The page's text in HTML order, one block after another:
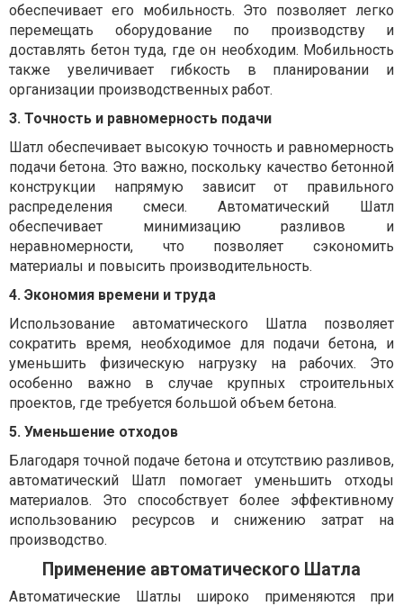
обеспечивает его мобильность. Это позволяет легко
перемещать оборудование по производству и
доставлять бетон туда, где он необходим. Мобильность
также увеличивает гибкость в планировании и
организации производственных работ.
3. Точность и равномерность подачи
Шатл обеспечивает высокую точность и равномерность
подачи бетона. Это важно, поскольку качество бетонной
конструкции напрямую зависит от правильного
распределения смеси. Автоматический Шатл
обеспечивает минимизацию разливов и
неравномерности, что позволяет сэкономить
материалы и повысить производительность.
4. Экономия времени и труда
Использование автоматического Шатла позволяет
сократить время, необходимое для подачи бетона, и
уменьшить физическую нагрузку на рабочих. Это
особенно важно в случае крупных строительных
проектов, где требуется большой объем бетона.
5. Уменьшение отходов
Благодаря точной подаче бетона и отсутствию разливов,
автоматический Шатл помогает уменьшить отходы
материалов. Это способствует более эффективному
использованию ресурсов и снижению затрат на
производство.
Применение автоматического Шатла
Автоматические Шатлы широко применяются при